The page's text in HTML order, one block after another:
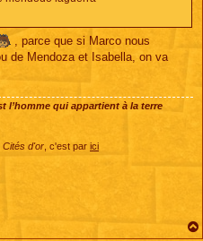
, parce que si Marco nous
de Mendoza et Isabella, on va
l’homme qui appartient à la terre
d'or, c'est par ici